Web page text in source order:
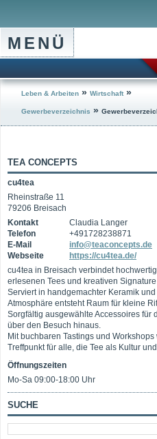
MENÜ
Leben & Arbeiten » Wirtschaft »
Gewerbeverzeichnis »
TEA CONCEPTS
cu4tea
Rheinstraße 11
79206 Breisach
Kontakt
Claudia Langer
Telefon
+491728238871
E-Mail
info@teaconcepts.de
Webseite
https://cu4tea.de/
cu4tea in Breisach verbindet
erlesenen Tees und kreativen
Serviert in handgemachter Keramik
Atmosphäre entsteht Raum für kleine
Sorgfältig ausgewählte Accessoires für
über den Besuch hinaus.
Mit buchbaren Tastings und
Treffpunkt für alle, die Tee als Kultur
Öffnungszeiten
Mo-Sa 09:00-18:00 Uhr
SUCHE